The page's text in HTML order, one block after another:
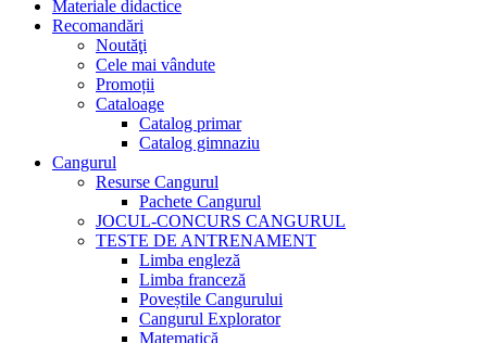
Materiale didactice
Recomandări
Noutăţi
Cele mai vândute
Promoții
Cataloage
Catalog primar
Catalog gimnaziu
Cangurul
Resurse Cangurul
Pachete Cangurul
JOCUL-CONCURS CANGURUL
TESTE DE ANTRENAMENT
Limba engleză
Limba franceză
Poveștile Cangurului
Cangurul Explorator
Matematică